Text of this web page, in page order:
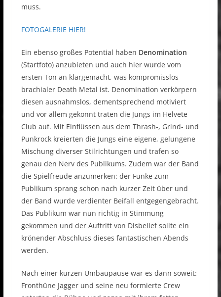
muss.
FOTOGALERIE HIER!
Ein ebenso großes Potential haben Denomination
(Startfoto) anzubieten und auch hier wurde vom
ersten Ton an klargemacht, was kompromisslos
brachialer Death Metal ist. Denomination verkörpern
diesen ausnahmslos, dementsprechend motiviert
und vor allem gekonnt traten die Jungs im Helvete
Club auf. Mit Einflüssen aus dem Thrash-, Grind- und
Punkrock kreierten die Jungs eine eigene, gelungene
Mischung diverser Stilrichtungen und trafen so
genau den Nerv des Publikums. Zudem war der Band
die Spielfreude anzumerken: der Funke zum
Publikum sprang schon nach kurzer Zeit über und
der Band wurde verdienter Beifall entgegengebracht.
Das Publikum war nun richtig in Stimmung
gekommen und der Auftritt von Disbelief sollte ein
krönender Abschluss dieses fantastischen Abends
werden.
Nach einer kurzen Umbaupause war es dann soweit:
Fronthüne Jagger und seine neu formierte Crew